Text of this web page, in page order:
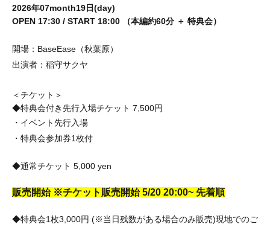
2026年07month19日(day)
OPEN 17:30 / START 18:00 （本編約60分 ＋ 特典会）
開場：BaseEase（秋葉原）
出演者：稲守サクヤ
＜チケット＞
◆特典会付き先行入場チケット 7,500円
・イベント先行入場
・特典会参加券1枚付
◆通常チケット 5,000 yen
販売開始 ※チケット販売開始5/20 20:00~ 先着順
◆特典会1枚3,000円 (※当日残数がある場合のみ販売)現地でのご